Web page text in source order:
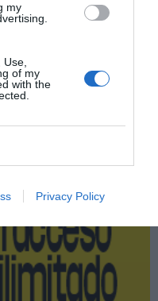
my
of my
with the
Privacy Policy